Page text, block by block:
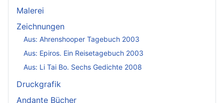
Malerei
Zeichnungen
Aus: Ahrenshooper Tagebuch 2003
Aus: Epiros. Ein Reisetagebuch 2003
Aus: Li Tai Bo. Sechs Gedichte 2008
Druckgrafik
Andante Bücher